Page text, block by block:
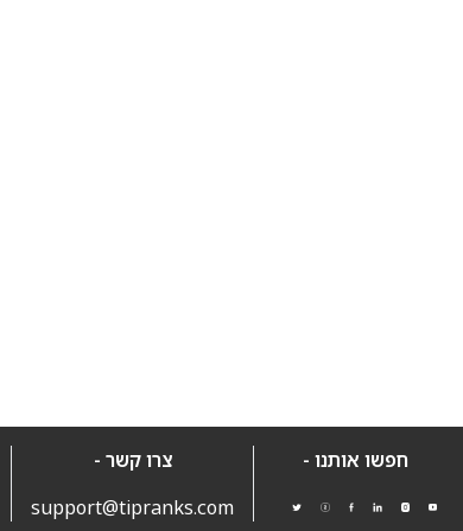
חפשו אותנו -
צרו קשר -
support@tipranks.com